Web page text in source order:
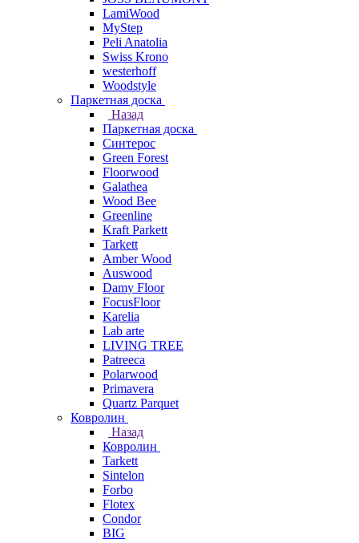
LamiWood
MyStep
Peli Anatolia
Swiss Krono
westerhoff
Woodstyle
Паркетная доска
Назад
Паркетная доска
Синтерос
Green Forest
Floorwood
Galathea
Wood Bee
Greenline
Kraft Parkett
Tarkett
Amber Wood
Auswood
Damy Floor
FocusFloor
Karelia
Lab arte
LIVING TREE
Patreeca
Polarwood
Primavera
Quartz Parquet
Ковролин
Назад
Ковролин
Tarkett
Sintelon
Forbo
Flotex
Condor
BIG